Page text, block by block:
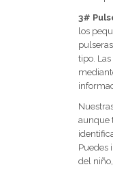
3#
los
tipo.
aunque
Puedes
del